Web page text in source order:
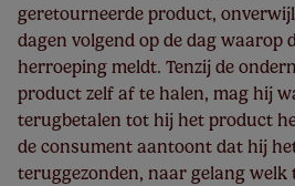
geretourneerde product,
dagen volgend op de dag waarop
herroeping meldt. Tenzij de
product zelf af te halen, mag hij
terugbetalen tot hij het product
de consument aantoont dat hij
teruggezonden, naar gelang welk